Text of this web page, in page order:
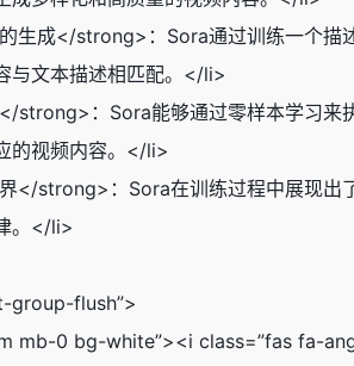
成</strong>：Sora通过训练一个描
与文本描述相匹配。</li>
：Sora能够通过零样本学习来
的视频内容。</li>
</strong>：Sora在训练过程中展现出
。</li>
group-flush”>
mb-0 bg-white”><i class=”fas fa-